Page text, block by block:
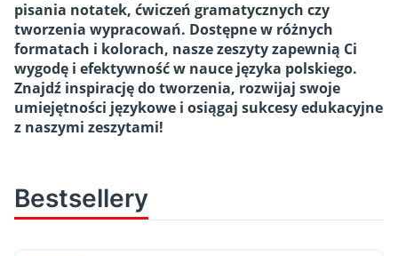
pisania notatek, ćwiczeń gramatycznych czy
tworzenia wypracowań. Dostępne w różnych
formatach i kolorach, nasze zeszyty zapewnią Ci
wygodę i efektywność w nauce języka polskiego.
Znajdź inspirację do tworzenia, rozwijaj swoje
umiejętności językowe i osiągaj sukcesy edukacyjne
z naszymi zeszytami!
Bestsellery